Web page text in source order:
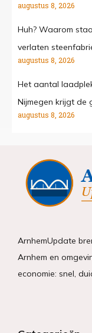
augustus 8, 2026
Huh? Waarom
verlaten
augustus 8, 2026
Het aantal
Nijmegen krijgt de
augustus 8, 2026
ArnhemUpdate
Arnhem en
economie: snel,